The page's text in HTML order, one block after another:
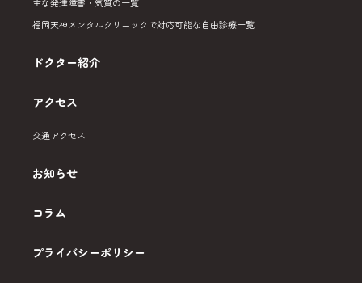
福岡天神メンタルクリニックで対応可能な自由診療一覧
ドクター紹介
アクセス
交通アクセス
お知らせ
コラム
プライバシーポリシー